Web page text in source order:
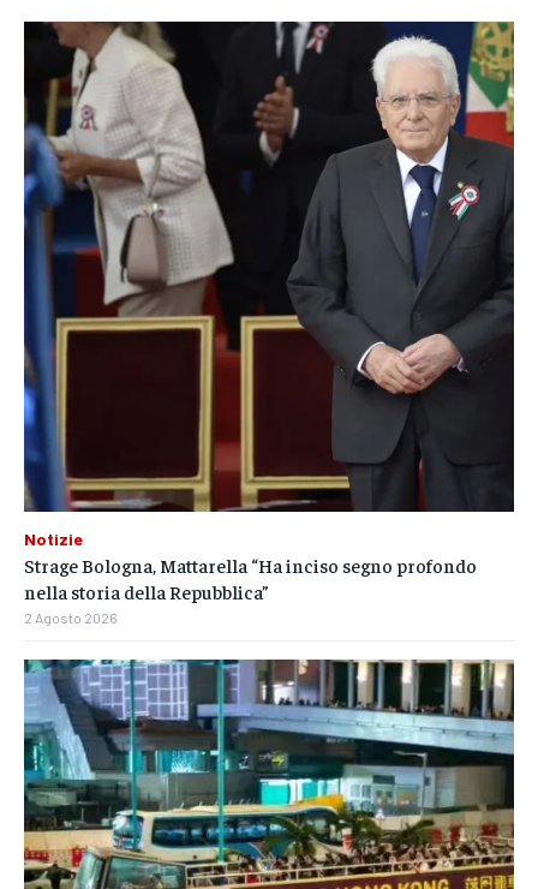
Notizie
Strage Bologna, Mattarella “Ha inciso segno profondo
nella storia della Repubblica”
2 Agosto 2026